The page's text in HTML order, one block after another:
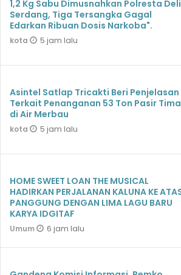
1,2 Kg Sabu Dimusnahkan Polresta Deli
Serdang, Tiga Tersangka Gagal
Edarkan Ribuan Dosis Narkoba".
kota 5 jam lalu
Asintel Satlap Tricakti Beri Penjelasan
Terkait Penanganan 53 Ton Pasir
di Air Merbau
kota 5 jam lalu
HOME SWEET LOAN THE MUSICAL
HADIRKAN PERJALANAN KALUNA KE
PANGGUNG DENGAN LIMA LAGU BARU
KARYA IDGITAF
Umum 6 jam lalu